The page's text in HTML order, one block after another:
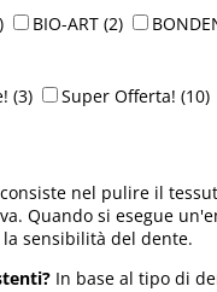
BIO-ART (2)
(3) Super Offerta! (10)
nel pulire il
Quando si esegue
sensibilità del dente.
In base al tipo di